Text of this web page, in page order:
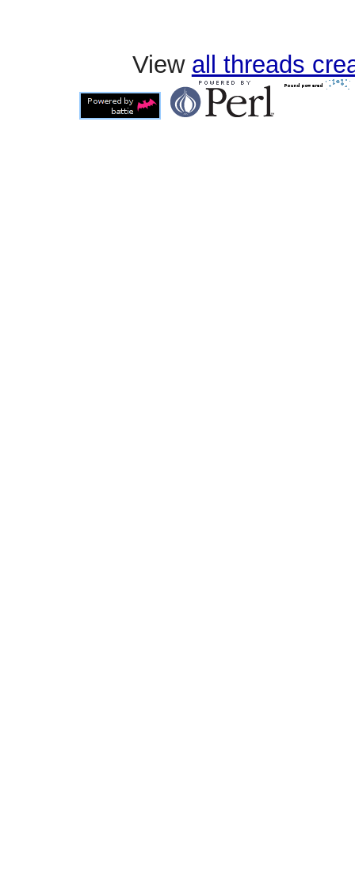
View all threads